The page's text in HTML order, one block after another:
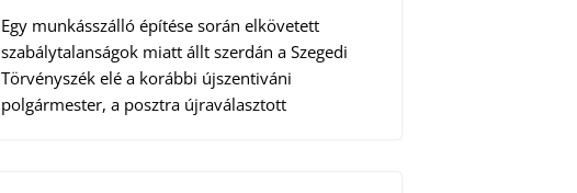
Egy munkásszálló építése során elkövetett
szabálytalanságok miatt állt szerdán a Szegedi
Törvényszék elé a korábbi újszentiváni
polgármester, a posztra újraválasztott